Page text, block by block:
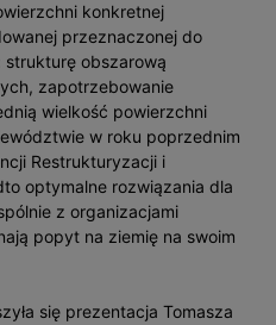
konkretnej
przeznaczonej do
obszarową
zapotrzebowanie
wielkość powierzchni
w roku poprzednim
Restrukturyzacji i
optymalne rozwiązania dla
z organizacjami
popyt na ziemię na swoim
się prezentacja Tomasza